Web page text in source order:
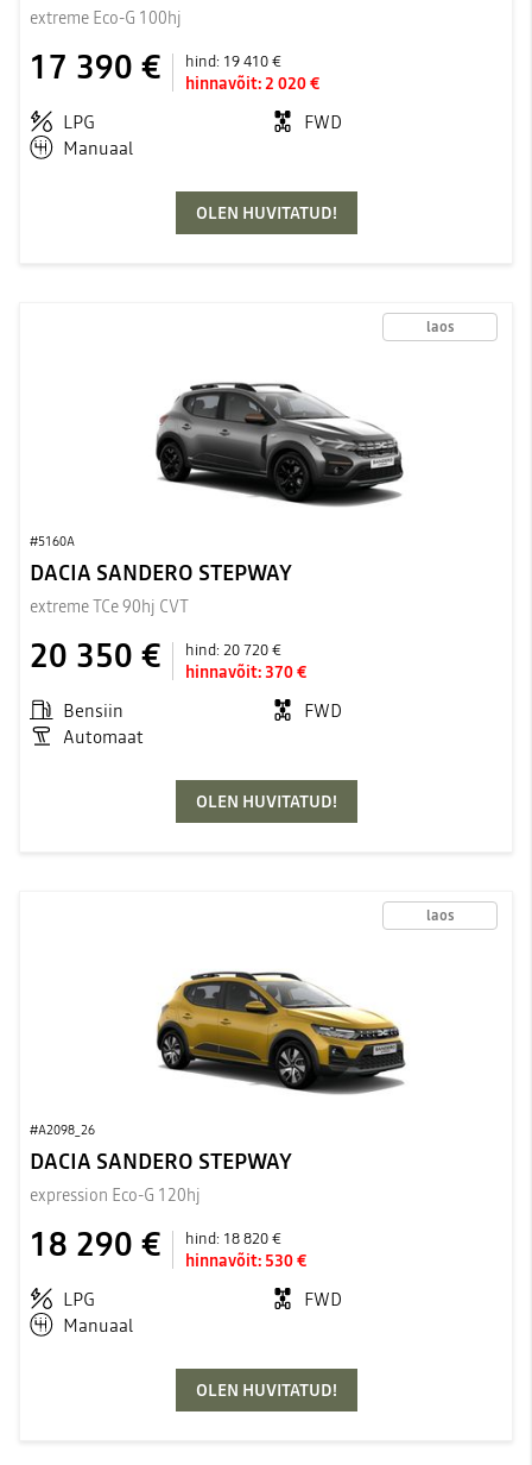
extreme Eco-G 100hj
17 390 € hind: 19 410 €
hinnavõit:2 020 €
LPG
FWD
Manuaal
OLEN HUVITATUD!
laos
#5160A
DACIA SANDERO STEPWAY
extreme TCe 90hj CVT
20 350 € hind:20 720 €
hinnavõit:370 €
Bensiin
FWD
Automaat
OLEN HUVITATUD!
laos
#A2098_26
DACIA SANDERO STEPWAY
expression Eco-G 120hj
18 290 € hind: 18 820 €
hinnavõit: 530 €
LPG
FWD
Manuaal
OLEN HUVITATUD!